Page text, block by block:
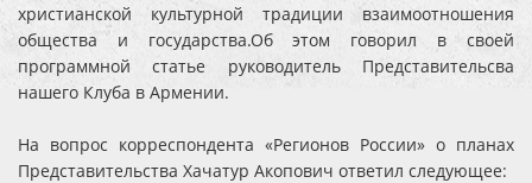
христианской культурной традиции взаимоотношения
общества и государства.Об этом говорил в своей
программной статье руководитель Представительсва
нашего Клуба в Армении.
На вопрос корреспондента «Регионов России» о планах
Представительства Хачатур Акопович ответил следующее: